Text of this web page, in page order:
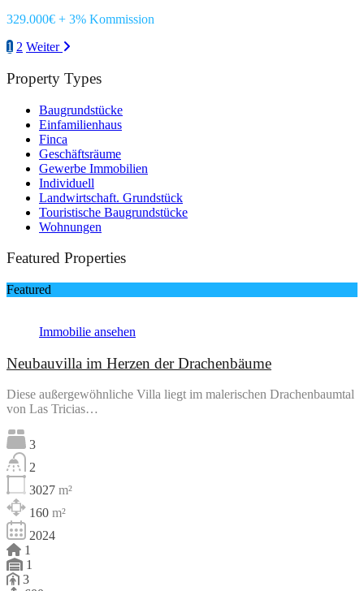
329.000€ + 3% Kommission
1 2 Weiter
Property Types
Baugrundstücke
Einfamilienhaus
Finca
Geschäftsräume
Gewerbe Immobilien
Individuell
Landwirtschaft. Grundstück
Touristische Baugrundstücke
Wohnungen
Featured Properties
Featured
Immobilie ansehen
Neubauvilla im Herzen der Drachenbäume
Diese außergewöhnliche Villa liegt im malerischen Drachenbaumtal
von Las Tricias…
3
2
3027 m²
160 m²
2024
1
1
3